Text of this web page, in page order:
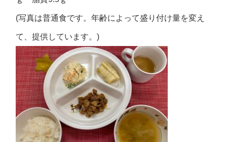
(写真は普通食です。年齢によって盛り付け量を変え
て、提供しています。)